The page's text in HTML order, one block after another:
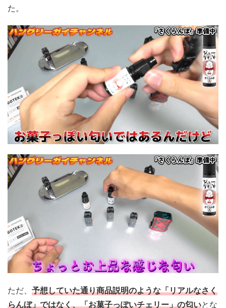
た。
ただ、 予想していた通り商品説明のような「リアルなさく
らんぼ」ではなく、「お菓子っぽいチェリー」の匂いとな